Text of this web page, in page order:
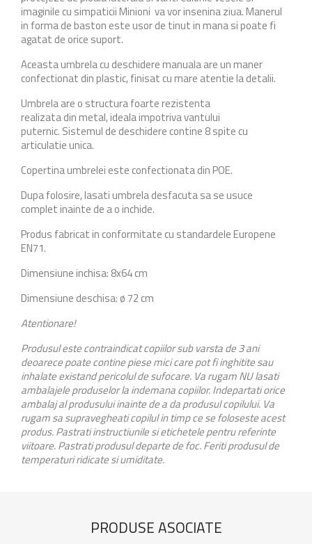
imaginile cu simpaticii Minioni va vor insenina ziua. Manerul
in forma de baston este usor de tinut in mana si poate fi
agatat de orice suport.
Aceasta umbrela cu deschidere manuala are un maner
confectionat din plastic, finisat cu mare atentie la detalii.
Umbrela are o structura foarte rezistenta
realizata din metal, ideala impotriva vantului
puternic. Sistemul de deschidere contine 8 spite cu
articulatie unica.
Copertina umbrelei este confectionata din POE.
Dupa folosire, lasati umbrela desfacuta sa se usuce
complet inainte de a o inchide.
Produs fabricat in conformitate cu standardele Europene
EN71.
Dimensiune inchisa: 8x64 cm
Dimensiune deschisa: ø 72 cm
Atentionare!
Produsul este contraindicat copiilor sub varsta de 3 ani
deoarece poate contine piese mici care pot fi inghitite sau
inhalate existand pericolul de sufocare. Va rugam NU lasati
ambalajele produselor la indemana copiilor. Indepartati orice
ambalaj al produsului inainte de a da produsul copilului. Va
rugam sa supravegheati copilul in timp ce se foloseste acest
produs. Pastrati instructiunile si etichetele pentru referinte
viitoare. Pastrati produsul departe de foc. Feriti produsul de
temperaturi ridicate si umiditate.
PRODUSE ASOCIATE